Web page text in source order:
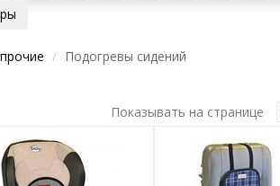
Подогревы сидений
Показывать на странице